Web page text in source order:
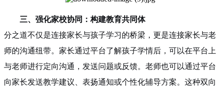
三、强化家校协同：构建教育共同体
分之道不仅是连接家长与孩子学习的桥梁，更是连接家长与老
师的沟通纽带。家长通过平台了解孩子学情后，可以在平台上
与老师进行定向沟通，发送问题或反馈。老师也可以通过平台
向家长发送教学建议、表扬通知或个性化辅导方案。这种双向